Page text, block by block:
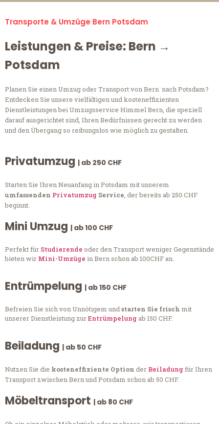
Transporte & Umzüge Bern Potsdam
Leistungen & Preise: Bern →
Potsdam
Planen Sie einen Umzug oder Transport von Bern nach Potsdam?
Entdecken Sie unsere vielfältigen und kosteneffizienten
Dienstleistungen bei Umzugsservice Himmel Bern, die speziell
darauf ausgerichtet sind, Ihren Bedürfnissen gerecht zu werden
und den Übergang so reibungslos wie möglich zu gestalten.
Privatumzug | ab 250 CHF
Starten Sie Ihren Neuanfang in Potsdam mit unserem
umfassenden Privatumzug Service, der bereits ab 250 CHF
beginnt.
Mini Umzug | ab 100 CHF
Perfekt für Studierende oder den Transport weniger Gegenstände
bieten wir Mini-Umzüge in Bern schon ab 100CHF an.
Entrümpelung | ab 150 CHF
Befreien Sie sich von Unnötigem undstarten Sie frisch mit
unserer Dienstleistung zurEntrümpelung ab 150 CHF.
Beiladung | ab 50 CHF
Nutzen Sie die kosteneffiziente Option der Beiladung für Ihren
Transport zwischen Bern und Potsdam schon ab 50 CHF.
Möbeltransport | ab 80 CHF